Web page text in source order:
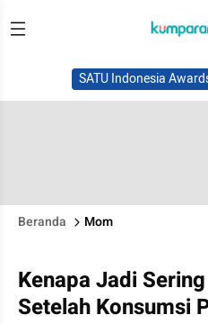
SATU Indonesia
Beranda Mom
Kenapa Jadi
Setelah Konsumsi